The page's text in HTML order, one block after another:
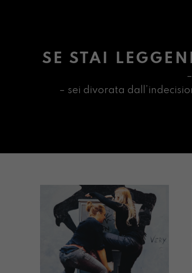
SE STAI
– sei divorata